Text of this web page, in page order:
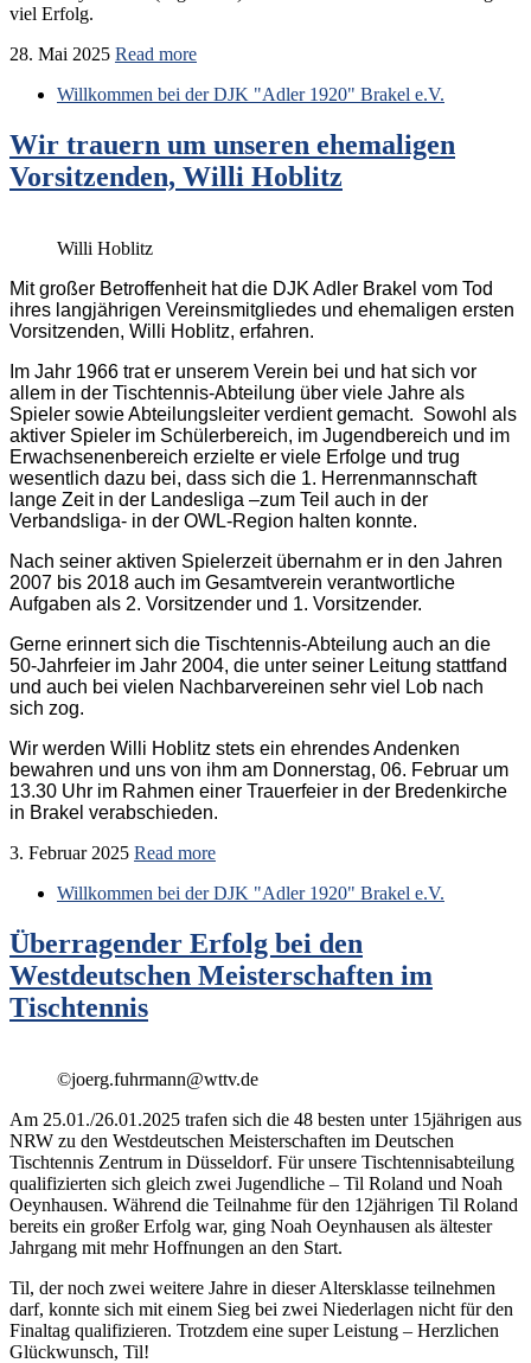
viel Erfolg.
28. Mai 2025 Read more
Willkommen bei der DJK "Adler 1920" Brakel e.V.
Wir trauern um unseren ehemaligen
Vorsitzenden, Willi Hoblitz
Willi Hoblitz
Mit großer Betroffenheit hat die DJK Adler Brakel vom Tod
ihres langjährigen Vereinsmitgliedes und ehemaligen ersten
Vorsitzenden, Willi Hoblitz, erfahren.
Im Jahr 1966 trat er unserem Verein bei und hat sich vor
allem in der Tischtennis-Abteilung über viele Jahre als
Spieler sowie Abteilungsleiter verdient gemacht. Sowohl als
aktiver Spieler im Schülerbereich, im Jugendbereich und im
Erwachsenenbereich erzielte er viele Erfolge und trug
wesentlich dazu bei, dass sich die 1. Herrenmannschaft
lange Zeit in der Landesliga –zum Teil auch in der
Verbandsliga- in der OWL-Region halten konnte.
Nach seiner aktiven Spielerzeit übernahm er in den Jahren
2007 bis 2018 auch im Gesamtverein verantwortliche
Aufgaben als 2. Vorsitzender und 1. Vorsitzender.
Gerne erinnert sich die Tischtennis-Abteilung auch an die
50-Jahrfeier im Jahr 2004, die unter seiner Leitung stattfand
und auch bei vielen Nachbarvereinen sehr viel Lob nach
sich zog.
Wir werden Willi Hoblitz stets ein ehrendes Andenken
bewahren und uns von ihm am Donnerstag, 06. Februar um
13.30 Uhr im Rahmen einer Trauerfeier in der Bredenkirche
in Brakel verabschieden.
3. Februar 2025 Read more
Willkommen bei der DJK "Adler 1920" Brakel e.V.
Überragender Erfolg bei den
Westdeutschen Meisterschaften im
Tischtennis
©joerg.fuhrmann@wttv.de
Am 25.01./26.01.2025 trafen sich die 48 besten unter 15jährigen aus
NRW zu den Westdeutschen Meisterschaften im Deutschen
Tischtennis Zentrum in Düsseldorf. Für unsere Tischtennisabteilung
qualifizierten sich gleich zwei Jugendliche – Til Roland und Noah
Oeynhausen. Während die Teilnahme für den 12jährigen Til Roland
bereits ein großer Erfolg war, ging Noah Oeynhausen als ältester
Jahrgang mit mehr Hoffnungen an den Start.
Til, der noch zwei weitere Jahre in dieser Altersklasse teilnehmen
darf, konnte sich mit einem Sieg bei zwei Niederlagen nicht für den
Finaltag qualifizieren. Trotzdem eine super Leistung – Herzlichen
Glückwunsch, Til!